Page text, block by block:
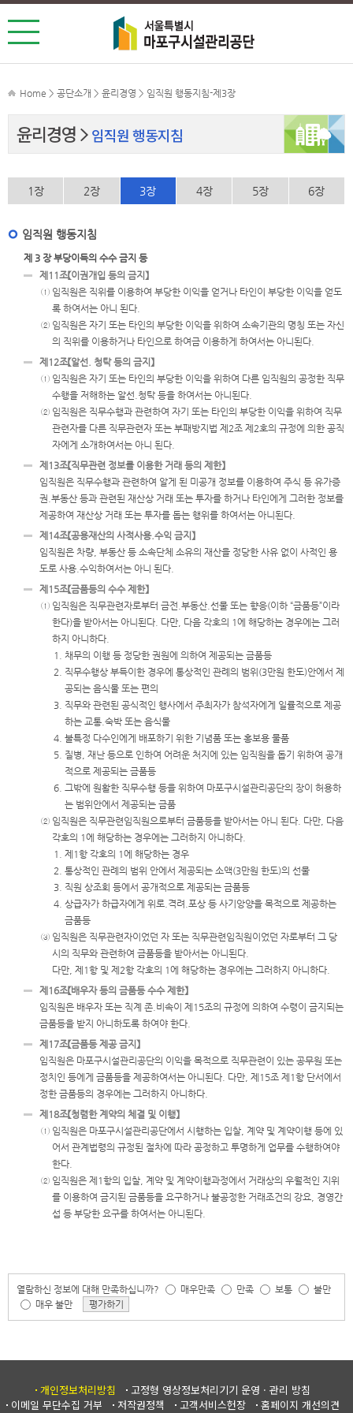
Home > 공단소개 > 윤리경영 > 임직원 행동지침-제3장
윤리경영 임직원 행동지침
1장 2장 3장 4장 5장 6장
임직원 행동지침
제 3 장 부당이득의 수수 금지 등
제11조【이권개입 등의 금지】
① 임직원은 직위를 이용하여 부당한 이익을 얻거나 타인이 부당한 이익을 얻도
록 하여서는 아니 된다.
② 임직원은 자기 또는 타인의 부당한 이익을 위하여 소속기관의 명칭 또는 자신
의 직위를 이용하거나 타인으로 하여금 이용하게 하여서는 아니된다.
제12조【알선. 청탁 등의 금지】
① 임직원은 자기 또는 타인의 부당한 이익을 위하여 다른 임직원의 공정한 직무
수행을 저해하는 알선.청탁 등을 하여서는 아니된다.
② 임직원은 직무수행과 관련하여 자기 또는 타인의 부당한 이익을 위하여 직무
관련자를 다른 직무관련자 또는 부패방지법 제2조 제2호의 규정에 의한 공직
자에게 소개하여서는 아니 된다.
제13조【직무관련 정보를 이용한 거래 등의 제한】
임직원은 직무수행과 관련하여 알게 된 미공개 정보를 이용하여 주식 등 유가증
권.부동산 등과 관련된 재산상 거래 또는 투자를 하거나 타인에게 그러한 정보를
제공하여 재산상 거래 또는 투자를 돕는 행위를 하여서는 아니된다.
제14조【공용재산의 사적사용.수익 금지】
임직원은 차량, 부동산 등 소속단체 소유의 재산을 정당한 사유 없이 사적인 용
도로 사용.수익하여서는 아니 된다.
제15조【금품등의 수수 제한】
① 임직원은 직무관련자로부터 금전.부동산.선물 또는 향응(이하 “금품등”이라
한다)을 받아서는 아니된다. 다만, 다음 각호의 1에 해당하는 경우에는 그러
하지 아니하다.
1. 채무의 이행 등 정당한 권원에 의하여 제공되는 금품등
2. 직무수행상 부득이한 경우에 통상적인 관례의 범위(3만원 한도)안에서 제
공되는 음식물 또는 편의
3. 직무와 관련된 공식적인 행사에서 주최자가 참석자에게 일률적으로 제공
하는 교통.숙박 또는 음식물
4. 불특정 다수인에게 배포하기 위한 기념품 또는 홍보용 물품
5. 질병, 재난 등으로 인하여 어려운 처지에 있는 임직원을 돕기 위하여 공개
적으로 제공되는 금품등
6. 그밖에 원활한 직무수행 등을 위하여 마포구시설관리공단의 장이 허용하
는 범위안에서 제공되는 금품
② 임직원은 직무관련임직원으로부터 금품등을 받아서는 아니 된다. 다만, 다음
각호의 1에 해당하는 경우에는 그러하지 아니하다.
1. 제1항 각호의 1에 해당하는 경우
2. 통상적인 관례의 범위 안에서 제공되는 소액(3만원 한도)의 선물
3. 직원 상조회 등에서 공개적으로 제공되는 금품등
4. 상급자가 하급자에게 위로.격려.포상 등 사기앙양을 목적으로 제공하는
금품등
③ 임직원은 직무관련자이었던 자 또는 직무관련임직원이었던 자로부터 그 당
시의 직무와 관련하여 금품등을 받아서는 아니된다.
다만, 제1항 및 제2항 각호의 1에 해당하는 경우에는 그러하지 아니하다.
제16조【배우자 등의 금품등 수수 제한】
임직원은 배우자 또는 직계 존.비속이 제15조의 규정에 의하여 수령이 금지되는
금품등을 받지 아니하도록 하여야 한다.
제17조【금품등 제공 금지】
임직원은 마포구시설관리공단의 이익을 목적으로 직무관련이 있는 공무원 또는
정치인 등에게 금품등을 제공하여서는 아니된다. 다만, 제15조 제1항 단서에서
정한 금품등의 경우에는 그러하지 아니하다.
제18조【청렴한 계약의 체결 및 이행】
① 임직원은 마포구시설관리공단에서 시행하는 입찰, 계약 및 계약이행 등에 있
어서 관계법령의 규정된 절차에 따라 공정하고 투명하게 업무를 수행하여야
한다.
② 임직원은 제1항의 입찰, 계약 및 계약이행과정에서 거래상의 우월적인 지위
를 이용하여 금지된 금품등을 요구하거나 불공정한 거래조건의 강요, 경영간
섭 등 부당한 요구를 하여서는 아니된다.
열람하신 정보에 대해 만족하십니까? 매우만족 만족 보통
불만
매우 불만
평가하기
개인정보처리방침
고정형 영상정보처리기기 운영 · 관리 방침
이메일 무단수집 거부
저작권정책 고객서비스헌장 홈페이지 개선의견